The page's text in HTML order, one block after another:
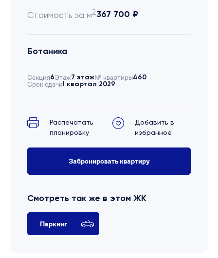
Стоимость за м2367 700 ₽
Ботаника
Секция6Этаж7 этаж№ квартиры460
Срок сдачиI квартал 2029
Распечатать
планировку
Добавить в
избранное
Забронировать квартиру
Смотреть так же в этом ЖК
Паркинг